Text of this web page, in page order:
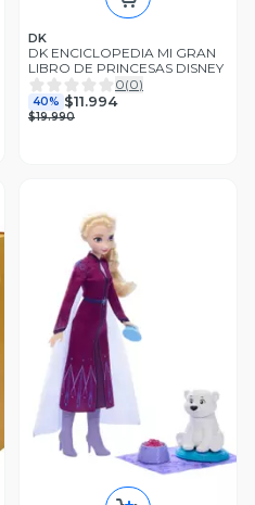
DK
DK ENCICLOPEDIA MI GRAN
LIBRO DE PRINCESAS DISNEY
0(0)
40% $11.994
$19.990